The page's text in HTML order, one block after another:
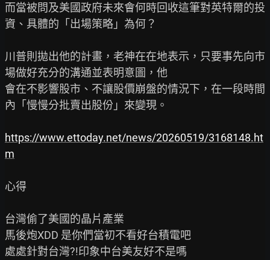
而當被問及美國政府未來會何時回收這筆對英特爾的投
資、具體的「出場策略」為何？
川普則拋出他的計畫，老神在在地表示，只要事先向市
場做好充分的溝通並表明意圖，他
會在不影響股市、不讓股價崩盤的情況下，在一段時間
內「慢慢分批賣出股份」來變現。
https://www.ettoday.net/news/20260519/3168148.ht
m
心得
台灣偷了美國的晶片產業
馬後炮XDD 是你們當初不看好台積電吧
處處針對台灣?!印象中台美友好不是嗎